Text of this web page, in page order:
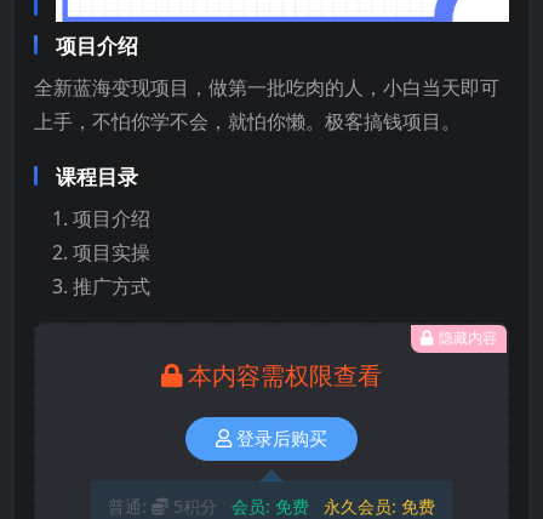
项目介绍
全新蓝海变现项目，做第一批吃肉的人，小白当天即可
上手，不怕你学不会，就怕你懒。极客搞钱项目。
课程目录
项目介绍
项目实操
推广方式
隐藏内容
本内容需权限查看
登录后购买
普通: 5积分 会员: 免费 永久会员: 免费